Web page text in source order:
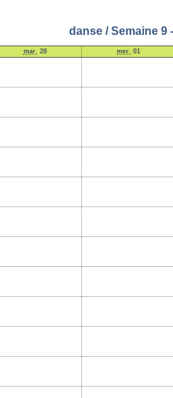
danse / Semaine 9
mar. 28 mer. 01